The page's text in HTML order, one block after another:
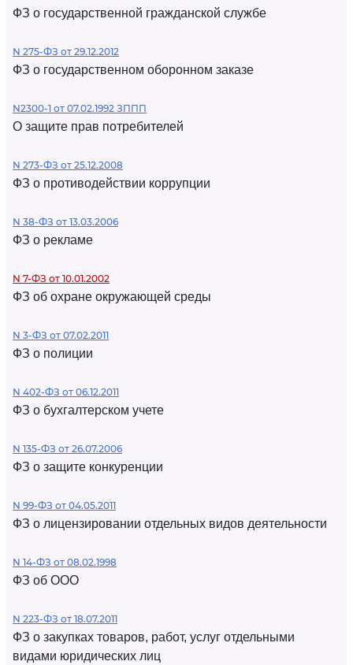
ФЗ о государственной гражданской службе
N 275-ФЗ от 29.12.2012
ФЗ о государственном оборонном заказе
N2300-1 от 07.02.1992 ЗППП
О защите прав потребителей
N 273-ФЗ от 25.12.2008
ФЗ о противодействии коррупции
N 38-ФЗ от 13.03.2006
ФЗ о рекламе
N 7-ФЗ от 10.01.2002
ФЗ об охране окружающей среды
N 3-ФЗ от 07.02.2011
ФЗ о полиции
N 402-ФЗ от 06.12.2011
ФЗ о бухгалтерском учете
N 135-ФЗ от 26.07.2006
ФЗ о защите конкуренции
N 99-ФЗ от 04.05.2011
ФЗ о лицензировании отдельных видов деятельности
N 14-ФЗ от 08.02.1998
ФЗ об ООО
N 223-ФЗ от 18.07.2011
ФЗ о закупках товаров, работ, услуг отдельными
видами юридических лиц